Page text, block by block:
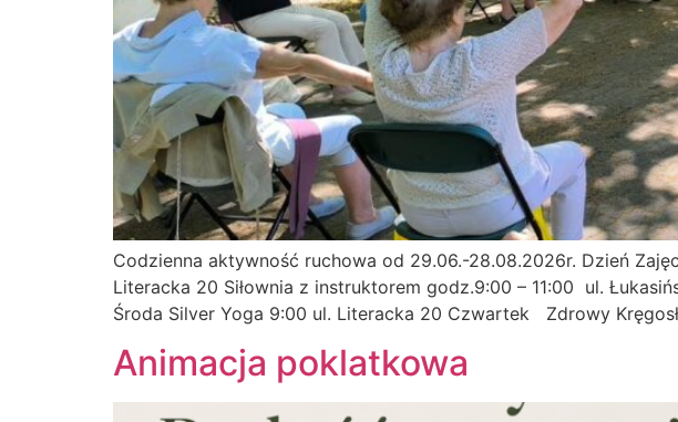
Codzienna aktywność ruchowa od 29.06.-28.08.2026r. Dzień
Literacka 20 Siłownia z instruktorem godz.9:00 – 11:00 ul.
Środa Silver Yoga 9:00 ul. Literacka 20 Czwartek Zdrowy
Animacja poklatkowa